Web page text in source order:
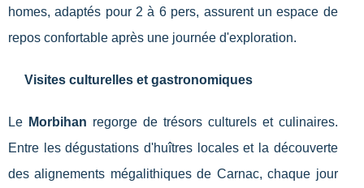
homes, adaptés pour 2 à 6 pers, assurent un espace de
repos confortable après une journée d'exploration.
Visites culturelles et gastronomiques
Le Morbihan regorge de trésors culturels et culinaires.
Entre les dégustations d'huîtres locales et la découverte
des alignements mégalithiques de Carnac, chaque jour